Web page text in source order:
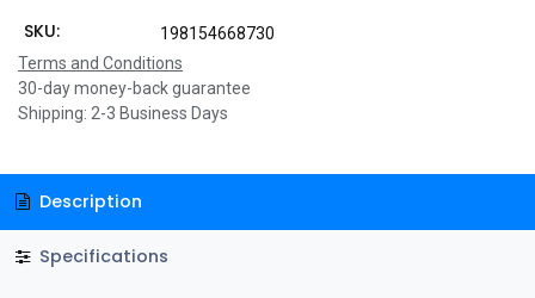
SKU:
198154668730
Terms and Conditions
30-day money-back guarantee
Shipping: 2-3 Business Days
Description
Specifications